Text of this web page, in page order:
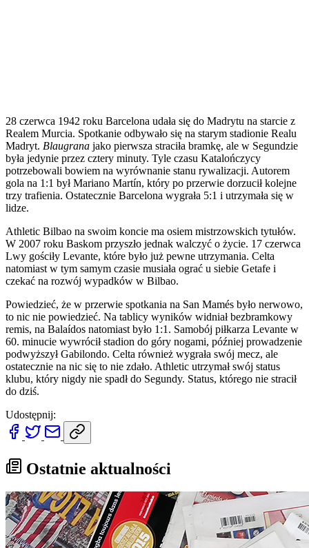
28 czerwca 1942 roku Barcelona udała się do Madrytu na starcie z
Realem Murcia. Spotkanie odbywało się na starym stadionie Realu
Madryt. Blaugrana jako pierwsza straciła bramkę, ale w Segundzie
była jedynie przez cztery minuty. Tyle czasu Katalończycy
potrzebowali bowiem na wyrównanie stanu rywalizacji. Autorem
gola na 1:1 był Mariano Martín, który po przerwie dorzucił kolejne
trzy trafienia. Ostatecznie Barcelona wygrała 5:1 i utrzymała się w
lidze.
Athletic Bilbao na swoim koncie ma osiem mistrzowskich tytułów.
W 2007 roku Baskom przyszło jednak walczyć o życie. 17 czerwca
Lwy gościły Levante, które było już pewne utrzymania. Celta
natomiast w tym samym czasie musiała ograć u siebie Getafe i
czekać na rozwój wypadków w Bilbao.
Powiedzieć, że w przerwie spotkania na San Mamés było nerwowo,
to nic nie powiedzieć. Na tablicy wyników widniał bezbramkowy
remis, na Balaídos natomiast było 1:1. Samobój piłkarza Levante w
60. minucie wywrócił stadion do góry nogami, później prowadzenie
podwyższył Gabilondo. Celta również wygrała swój mecz, ale
ostatecznie na nic się to nie zdało. Athletic utrzymał swój status
klubu, który nigdy nie spadł do Segundy. Status, którego nie stracił
do dziś.
Udostępnij:
Ostatnie aktualności